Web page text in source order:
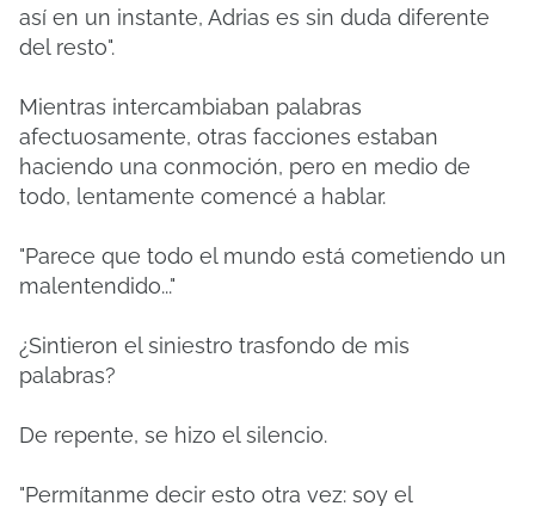
así en un instante, Adrias es sin duda diferente
del resto".
Mientras intercambiaban palabras
afectuosamente, otras facciones estaban
haciendo una conmoción, pero en medio de
todo, lentamente comencé a hablar.
"Parece que todo el mundo está cometiendo un
malentendido..."
¿Sintieron el siniestro trasfondo de mis
palabras?
De repente, se hizo el silencio.
"Permítanme decir esto otra vez: soy el